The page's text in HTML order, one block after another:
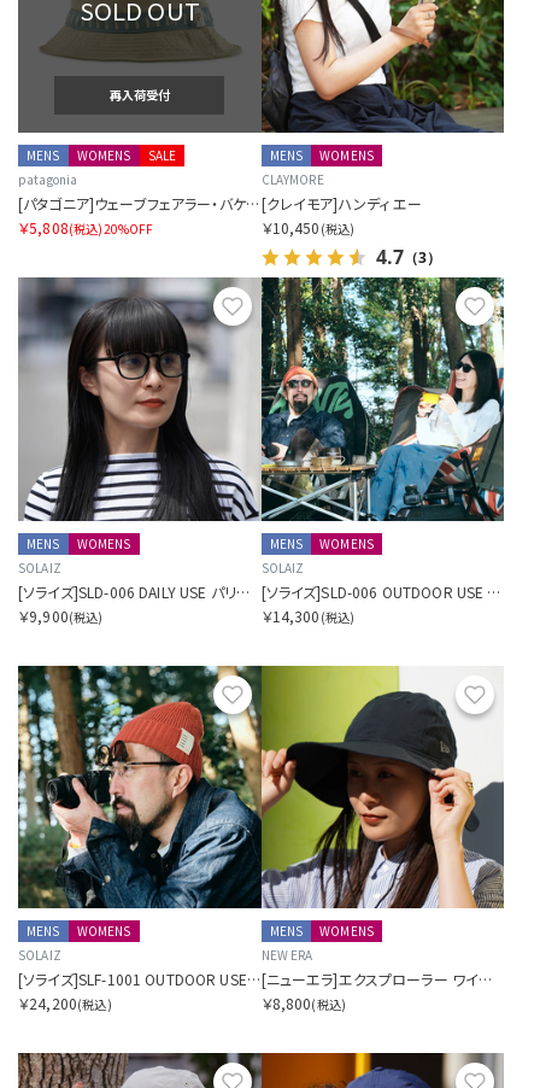
SOLD OUT
再入荷受付
SALE
MENS
WOMENS
patagonia
[パタゴニア]ウェーブフェアラー・バケツ・ハット
￥5,808(税込)20%OFF
MENS
WOMENS
CLAYMORE
[クレイモア]ハンディ エー
￥10,450 (税込)
4.7（3）
お気に入り
MENS
WOMENS
SOLAIZ
[ソライズ]SLD-006 DAILY USE パリジャン
￥9,900(税込)
お気
MENS
WOMENS
SOLAIZ
[ソライズ]SLD-006 OUTDOOR USE パリジャン 偏光モデル
￥14,300 (税込)
お気に入り
MENS
WOMENS
SOLAIZ
[ソライズ]SLF-1001 OUTDOOR USE フリップアップ 偏光モデル
￥24,200(税込)
お気
MENS
WOMENS
NEW ERA
[ニューエラ]エクスプローラー ワイドブリム ドットエアー SORA別注 ブラック
￥8,800(税込)
お気に入り